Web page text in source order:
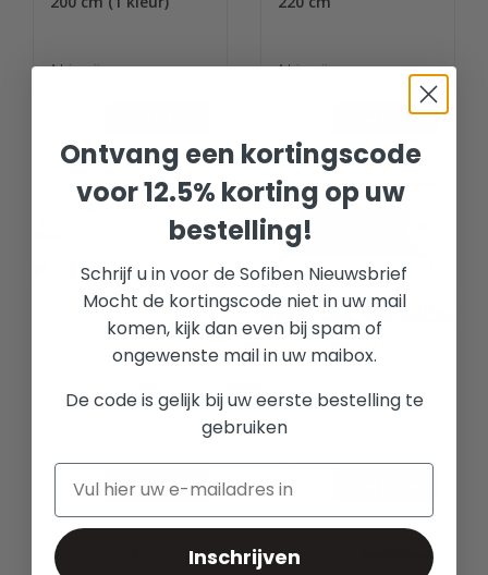
Adviesprijs: Adviesprijs:
Voeg toe
Sofiben Espiral 200 x
Voeg toe
Sofiben Jamila 260 x
220 cm
Adviesprijs:
Ontvang een kortingscode
voor 12.5% korting op uw
bestelling!
Schrijf u in voor de Sofiben Nieuwsbrief
Mocht de kortingscode niet in uw mail
komen, kijk dan even bij spam of
ongewenste mail in uw maibox.
De code is gelijk bij uw eerste bestelling te
gebruiken
Inschrijven